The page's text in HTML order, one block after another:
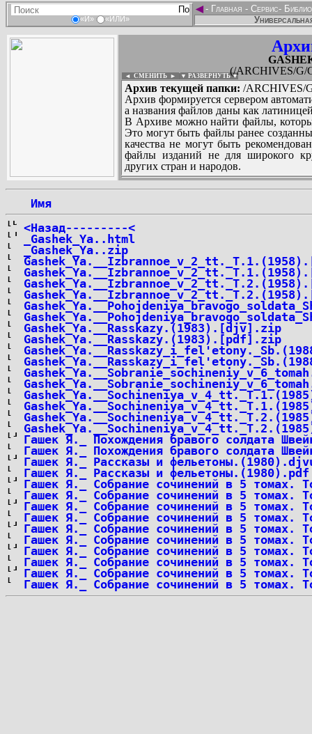
«И» «ИЛИ»
◄- Главная - Сервис-
(/ARCHIVES/G/
◄ СМЕНИТЬ ► ▼ РАЗВЕРНУТЬ ▼
Архив текущей папки: /ARCHIVES/
Архив формируется сервером
а названия файлов даны как
В Архиве можно найти файлы,
Это могут быть файлы ранее
качества не могут быть
файлы изданий не для широкого
других стран и народов.
Имя
<Назад---------<
_Gashek_Ya..html
_Gashek_Ya..zip
Gashek_Ya.__Rasskazy.(1983).[djv].zip
Gashek_Ya.__Rasskazy.(1983).[pdf].zip
Гашек Я._ Похождения бравого солдата
Гашек Я._ Похождения бравого солдата
Гашек Я._ Рассказы и
Гашек Я._ Рассказы и фельетоны.(1980).pdf
Гашек Я._ Собрание сочинений в 5 томах.
Гашек Я._ Собрание сочинений в 5 томах.
Гашек Я._ Собрание сочинений в 5 томах.
Гашек Я._ Собрание сочинений в 5 томах.
Гашек Я._ Собрание сочинений в 5 томах.
Гашек Я._ Собрание сочинений в 5 томах.
Гашек Я._ Собрание сочинений в 5 томах.
Гашек Я._ Собрание сочинений в 5 томах.
Гашек Я._ Собрание сочинений в 5 томах.
Гашек Я._ Собрание сочинений в 5 томах.